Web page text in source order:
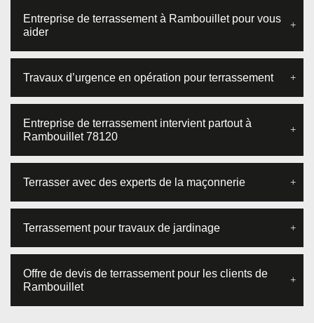
Entreprise de terrassement à Rambouillet pour vous
aider
Travaux d’urgence en opération pour terrassement
Entreprise de terrassement intervient partout à
Rambouillet 78120
Terrasser avec des experts de la maçonnerie
Terrassement pour travaux de jardinage
Offre de devis de terrassement pour les clients de
Rambouillet